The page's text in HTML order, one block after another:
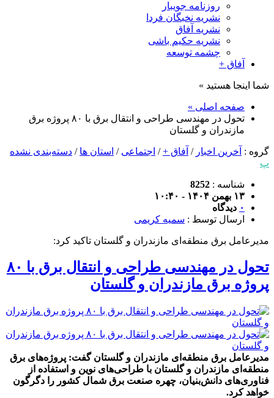
روزنامه جویبار
نشریه نخبگان فردا
نشریه آفاق
نشریه حکیم باشی
چشمه توسعه
آفاق +
شما اینجا هستید »
صفحه اصلی »
تحول در مهندسی طراحی و انتقال برق با ۸۰ پروژه برق
مازندران و گلستان
گروه : آخرین اخبار / آفاق +/ اجتماعی / استان ها / دسته‌بندی نشده
پ
شناسه : 8252
۱۳ بهمن ۱۴۰۴ - ۱۰:۴۰
۰ دیدگاه
ارسال توسط : سمیه کریمی
مدیرعامل برق منطقه‌ای مازندران و گلستان تاکید کرد:
تحول در مهندسی طراحی و انتقال برق با ۸۰
پروژه برق مازندران و گلستان
مدیرعامل برق منطقه‌ای مازندران و گلستان گفت: پروژه‌های برق
منطقه‌ای مازندران و گلستان با طراحی‌های نوین و استفاده از
فناوری‌های دانش‌بنیان، چهره صنعت برق شمال کشور را دگرگون
خواهد کرد.